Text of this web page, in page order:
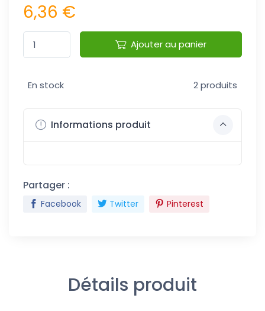
6,36 €
Ajouter au panier
En stock 2 produits
Informations produit
Partager :
Facebook Twitter Pinterest
Détails produit